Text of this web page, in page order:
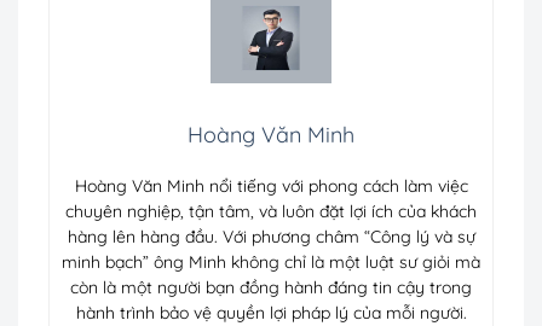
Hoàng Văn Minh
Hoàng Văn Minh nổi tiếng với phong cách làm việc
chuyên nghiệp, tận tâm, và luôn đặt lợi ích của khách
hàng lên hàng đầu. Với phương châm “Công lý và sự
minh bạch” ông Minh không chỉ là một luật sư giỏi mà
còn là một người bạn đồng hành đáng tin cậy trong
hành trình bảo vệ quyền lợi pháp lý của mỗi người.